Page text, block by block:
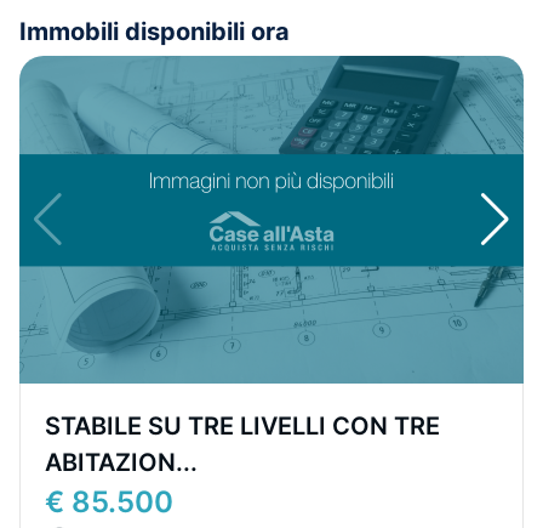
Immobili disponibili ora
STABILE SU TRE LIVELLI CON TRE
ABITAZION...
€ 85.500